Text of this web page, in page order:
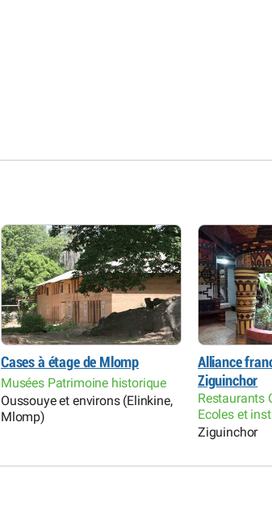
Cases à étage de Mlomp
Musées Patrimoine historique
Oussouye et environs (Elinkine,
Mlomp)
Alliance
Ziguinchor
Restaurants
Ecoles et
Ziguinchor